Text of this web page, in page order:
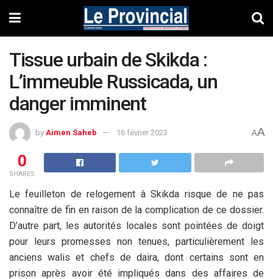
Tissue urbain de Skikda :
L’immeuble Russicada, un
danger imminent
by Aimen Saheb 16 février 2023 AA
0
SHARES
Le feuilleton de relogement à Skikda risque de ne pas
connaître de fin en raison de la complication de ce dossier.
D’autre part, les autorités locales sont pointées de doigt
pour leurs promesses non tenues, particulièrement les
anciens walis et chefs de daira, dont certains sont en
prison après avoir été impliqués dans des affaires de